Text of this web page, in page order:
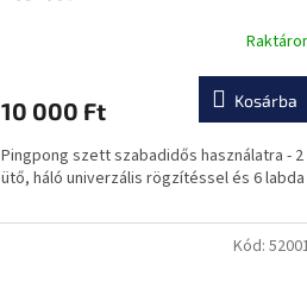
10 000 Ft Kosárba
Pingpong szett szabadidős használatra - 2
ütő, háló univerzális rögzítéssel és 6 labda
Kód: